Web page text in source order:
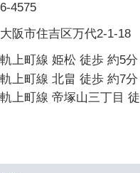
4575
阪市住吉区万代2-1-18
上町線 姫松 徒歩 約5分
上町線 北畠 徒歩 約7分
上町線 帝塚山三丁目